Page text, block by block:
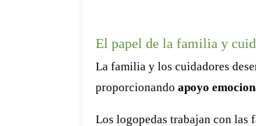
El papel de la familia y
La familia y los cuidadores
proporcionando apoyo
Los logopedas trabajan con las